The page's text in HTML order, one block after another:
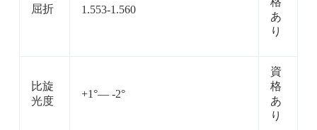
屈折 1.553-1.560
あ
り
比旋
光度
+1°— -2°
資
格
あ
り